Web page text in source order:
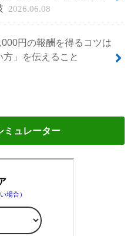
2026.06.08
円の報酬を得るコツは
方」を伝えること
ミュレーター